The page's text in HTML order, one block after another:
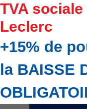
Aller
au
contenu
TVA
Leclerc
+15% de
la BAISSE